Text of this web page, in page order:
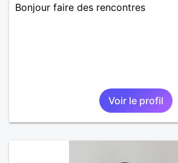
Bonjour faire des rencontres
Voir le profil